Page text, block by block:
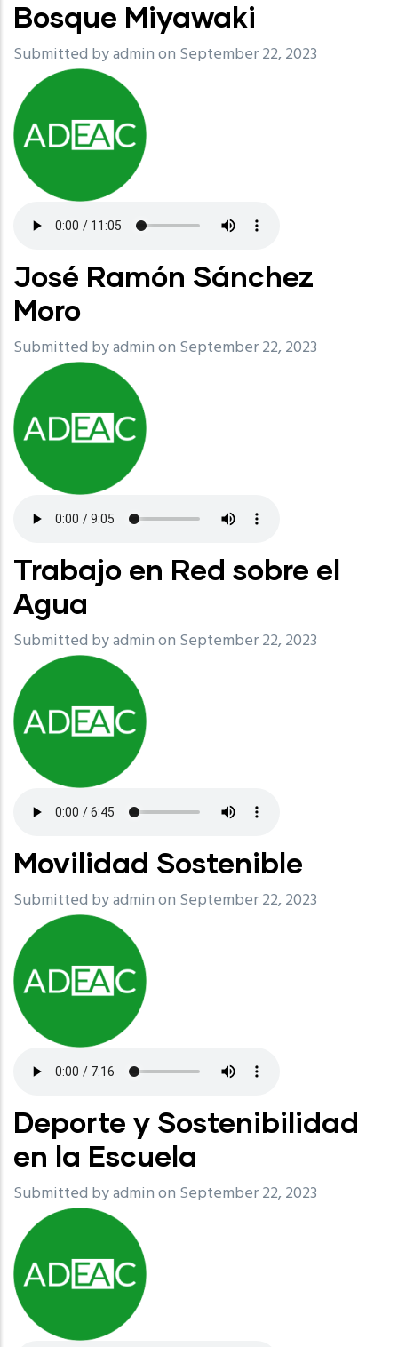
Bosque Miyawaki
Submitted byadminon September 22, 2023
José Ramón Sánchez
Moro
Submitted byadminon September 22, 2023
Trabajo en Red sobre el
Agua
Submitted byadminon September 22, 2023
Movilidad Sostenible
Submitted byadminon September 22, 2023
Deporte y Sostenibilidad
en la Escuela
Submitted byadminon September 22, 2023